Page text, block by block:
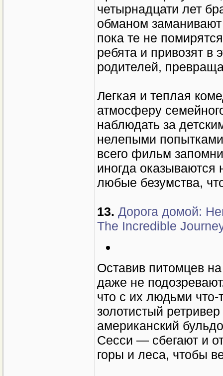
четырнадцати лет
обманом
пока те не
ребята и привозят в
родителей,
Легкая и теплая
атмосферу
наблюдать за
нелепыми
всего фильм
иногда оказываются
любые безумства,
13. Дорога домой:
The Incredible
Оставив питомцев
даже не
что с их людьми
золотистый
американский
Сесси — сбегают и
горы и леса, чтобы